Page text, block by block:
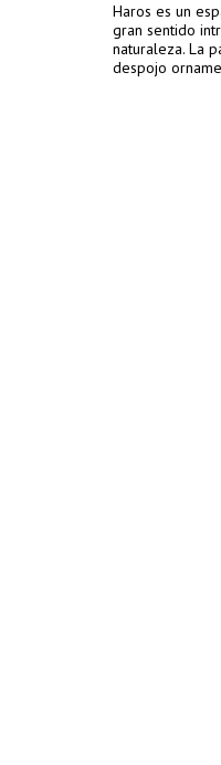
Haros es un
gran sentido
naturaleza. La
despojo